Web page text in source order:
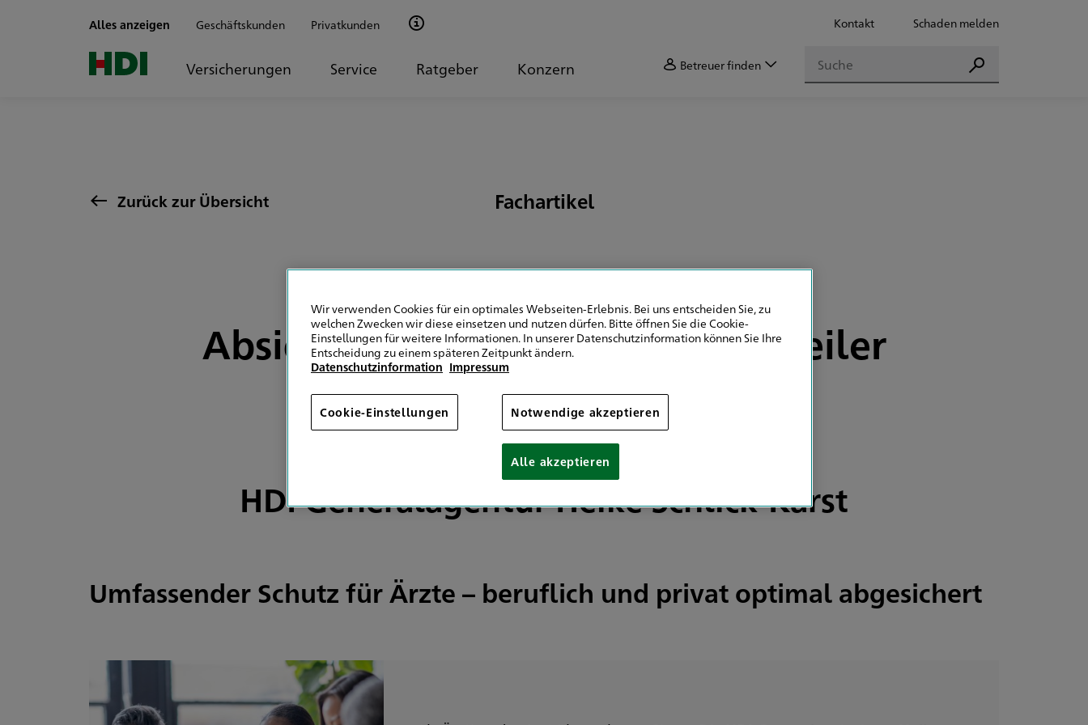
Alles anzeigen Geschäftskunden Privatkunden Kontakt Schaden melden
Versicherungen Service Ratgeber Konzern Betreuer finden Suchen
Suchen
Zurück zur Übersicht Fachartikel
Absicherung für Ärzte in Nonnweiler
Otzenhausen
HDI Generalagentur Heike Schlick-Karst
Umfassender Schutz für Ärzte – beruflich und privat optimal abgesichert
Wir verwenden Cookies für ein optimales Webseiten-Erlebnis. Bei uns entscheiden Sie, zu
welchen Zwecken wir diese einsetzen und nutzen dürfen. Bitte öffnen Sie die Cookie-
Einstellungen für weitere Informationen. In unserer Datenschutzinformation können Sie Ihre
Entscheidung zu einem späteren Zeitpunkt ändern.
Datenschutzinformation Impressum
Cookie-Einstellungen Notwendige akzeptieren
Alle akzeptieren